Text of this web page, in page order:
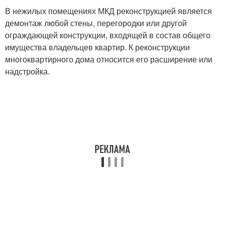
В нежилых помещениях МКД реконструкцией является
демонтаж любой стены, перегородки или другой
ограждающей конструкции, входящей в состав общего
имущества владельцев квартир. К реконструкции
многоквартирного дома относится его расширение или
надстройка.